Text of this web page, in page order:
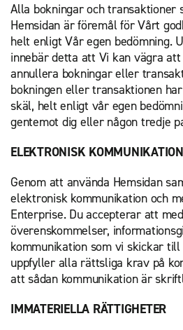
Alla bokningar och transaktioner
Hemsidan är föremål för Vårt
helt enligt Vår egen bedömning.
innebär detta att Vi kan vägra
annullera bokningar eller
bokningen eller transaktionen
skäl, helt enligt vår egen
gentemot dig eller någon tredje
ELEKTRONISK KOMMUNIKATION
Genom att använda Hemsidan
elektronisk kommunikation och
Enterprise. Du accepterar att
överenskommelser,
kommunikation som vi skickar
uppfyller alla rättsliga krav på
att sådan kommunikation är
IMMATERIELLA RÄTTIGHETER